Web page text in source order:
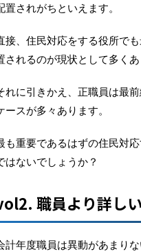
置されがちといえます。
接、住民対応をする役所で
されるのが現状として多くあ
れに引きかえ、正職員は最
ースが多々あります。
も重要であるはずの住民対
はないでしょうか？
職員より詳し
計年度職員は異動があまり